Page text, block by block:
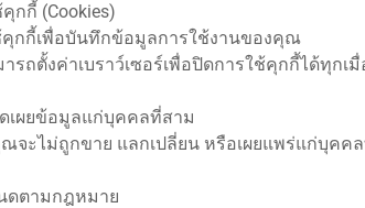
กกี้ (Cookies)
คุกกี้เพื่อบันทึกข้อมูลการใช้งานของคุณ
รถตั้งค่าเบราว์เซอร์เพื่อปิดการใช้คุกกี้ได้ทุกเมื่
ดเผยข้อมูลแก่บุคคลที่สาม
จะไม่ถูกขาย แลกเปลี่ยน หรือเผยแพร่แก่บุคค
ดตามกฎหมาย